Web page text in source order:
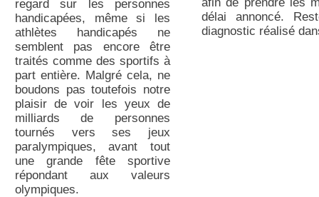
regard sur les personnes
handicapées, même si les
athlètes handicapés ne
semblent pas encore être
traités comme des sportifs à
part entière. Malgré cela, ne
boudons pas toutefois notre
plaisir de voir les yeux de
milliards de personnes
tournés vers ses jeux
paralympiques, avant tout
une grande fête sportive
répondant aux valeurs
olympiques.
délai annoncé.
diagnostic réalisé